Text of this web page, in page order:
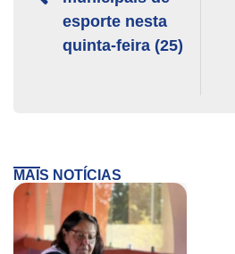
esporte nesta
quinta-feira (25)
MAIS NOTÍCIAS